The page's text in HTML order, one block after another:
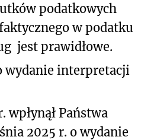
podatkowych
w podatku
jest prawidłowe.
wydanie interpretacji
wpłynął Państwa
2025 r. o wydanie